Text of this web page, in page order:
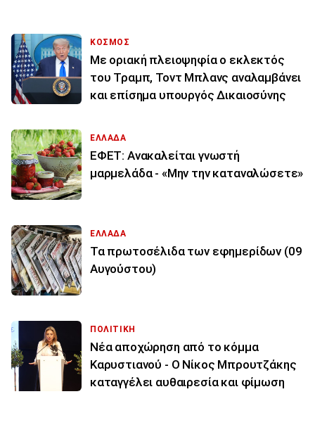
ΚΟΣΜΟΣ
Με οριακή πλειοψηφία ο εκλεκτός
του Τραμπ, Τοντ Μπλανς αναλαμβάνει
και επίσημα υπουργός Δικαιοσύνης
ΕΛΛΑΔΑ
ΕΦΕΤ: Ανακαλείται γνωστή
μαρμελάδα - «Μην την καταναλώσετε»
ΕΛΛΑΔΑ
Τα πρωτοσέλιδα των εφημερίδων (09
Αυγούστου)
ΠΟΛΙΤΙΚΗ
Νέα αποχώρηση από το κόμμα
Καρυστιανού - Ο Νίκος Μπρουτζάκης
καταγγέλει αυθαιρεσία και φίμωση